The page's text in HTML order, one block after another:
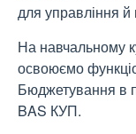
для управління
На навчальному
освоюємо
Бюджетування в
BAS КУП.